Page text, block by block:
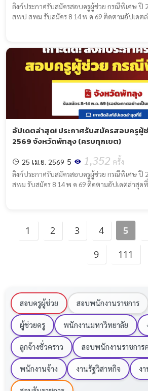
ลิงก์ประกาศรับสมัครสอบครูผู้ช่วย กรณีพิเศษ ปี
สพป สพม รับสมัคร 8 14 พ ค 69 ติดตามอัปเดต
อัปเดตล่าสุด! ประกาศรับสมัครสอบครู
2569 จังหวัดพัทลุง (ครบทุกเขต)
25 เม.ย. 2569 5 1,352 ครั้ง
ลิงก์ประกาศรับสมัครสอบครูผู้ช่วย กรณีพิเศษ ปี
สพม รับสมัคร 8 14 พ ค 69 ติดตามอัปเดตล่าสุด
1 2 3 4 5
9
111
สอบครูผู้ช่วย สอบพนักงานราชการ
ผู้ช่วยครู พนักงานมหาวิทยาลัย
ลูกจ้างชั่วคราว สอบพนักงานราชการ
พนักงานจ้าง งานรัฐวิสาหกิจ ง